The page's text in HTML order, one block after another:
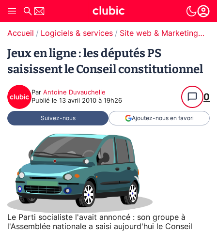
Accueil Logiciels & services Site web & Marketing Digital
Jeux en ligne : les députés PS
saisissent le Conseil constitutionnel
Par Antoine Duvauchelle
Publié le 13 avril 2010 à 19h26 0
Suivez-nous Ajoutez-nous en favori
Le Parti socialiste l'avait annoncé : son groupe à
l'Assemblée nationale a saisi aujourd'hui le Conseil